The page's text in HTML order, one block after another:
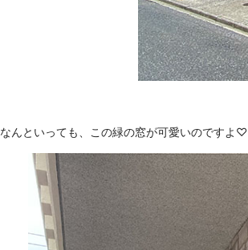
なんといっても、この緑の窓が可愛いのですよ♡